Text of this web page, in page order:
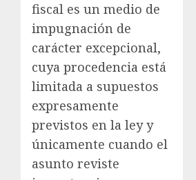
fiscal es un medio de
impugnación de
carácter excepcional,
cuya procedencia está
limitada a supuestos
expresamente
previstos en la ley y
únicamente cuando el
asunto reviste